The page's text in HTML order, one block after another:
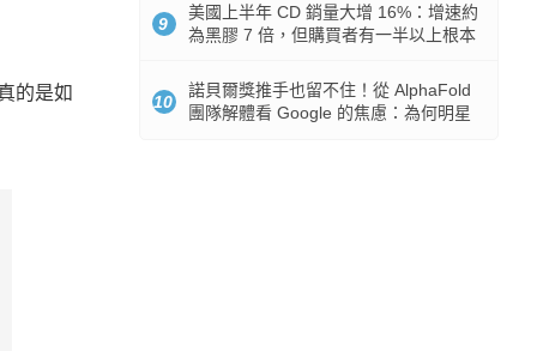
的是如
9
美國上半年 CD 銷量大增 16%：增速約
為黑膠 7 倍，但購買者有一半以上根本
10
諾貝爾獎推手也留不住！從 AlphaFold
團隊解體看 Google 的焦慮：為何明星